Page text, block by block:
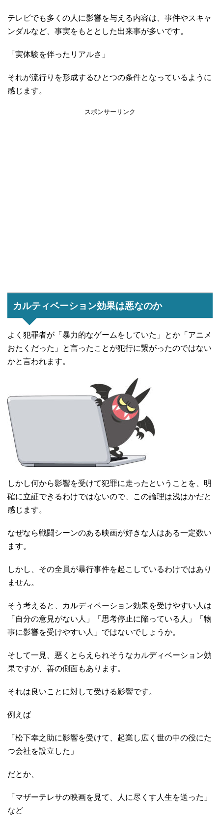
テレビでも多くの人に影響を与える内容は、事件やスキャ
ンダルなど、事実をもととした出来事が多いです。
「実体験を伴ったリアルさ」
それが流行りを形成するひとつの条件となっているように
感じます。
スポンサーリンク
カルティベーション効果は悪なのか
よく犯罪者が「暴力的なゲームをしていた」とか「アニメ
おたくだった」と言ったことが犯行に繋がったのではない
かと言われます。
しかし何から影響を受けて犯罪に走ったということを、明
確に立証できるわけではないので、この論理は浅はかだと
感じます。
なぜなら戦闘シーンのある映画が好きな人はある一定数い
ます。
しかし、その全員が暴行事件を起こしているわけではあり
ません。
そう考えると、カルディベーション効果を受けやすい人は
「自分の意見がない人」「思考停止に陥っている人」「物
事に影響を受けやすい人」ではないでしょうか。
そして一見、悪くとらえられそうなカルディベーション効
果ですが、善の側面もあります。
それは良いことに対して受ける影響です。
例えば
「松下幸之助に影響を受けて、起業し広く世の中の役にた
つ会社を設立した」
だとか、
「マザーテレサの映画を見て、人に尽くす人生を送った」
など